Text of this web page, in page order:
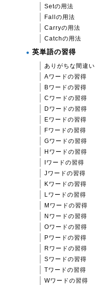
Setの用法
Fallの用法
Carryの用法
Catchの用法
英単語の習得
ありがちな間違い
Aワードの習得
Bワードの習得
Cワードの習得
Dワードの習得
Eワードの習得
Fワードの習得
Gワードの習得
Hワードの習得
Iワードの習得
Jワードの習得
Kワードの習得
Lワードの習得
Mワードの習得
Nワードの習得
Oワードの習得
Pワードの習得
Rワードの習得
Sワードの習得
Tワードの習得
Wワードの習得